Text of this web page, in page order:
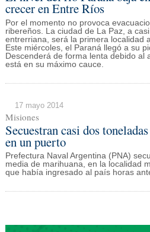
crecer en Entre Ríos
Por el momento no provoca
ribereños. La ciudad de La Paz, a
entrerriana, será la primera localidad
Este miércoles, el Paraná llegó a su
Descenderá de forma lenta debido al
está en su máximo cauce.
17 mayo 2014
Misiones
Secuestran casi dos
en un puerto
Prefectura Naval Argentina (PNA)
media de marihuana, en la localidad
que había ingresado al país horas